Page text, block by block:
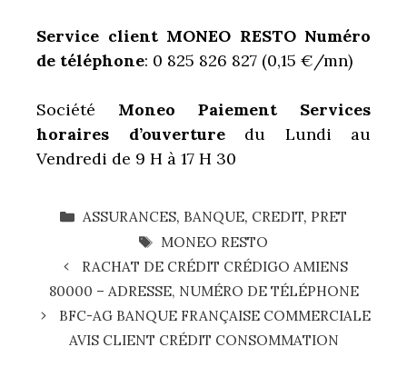
Service client MONEO RESTO Numéro
de téléphone: 0 825 826 827 (0,15 €/mn)
Société Moneo Paiement Services
horaires d’ouverturedu Lundi au
Vendredi de 9 H à 17 H 30
CATÉGORIES
ASSURANCES, BANQUE, CREDIT, PRET
ÉTIQUETTES
MONEO RESTO
RACHAT DE CRÉDIT CRÉDIGO AMIENS
80000 – ADRESSE, NUMÉRO DE TÉLÉPHONE
BFC-AG BANQUE FRANÇAISE COMMERCIALE
AVIS CLIENT CRÉDIT CONSOMMATION